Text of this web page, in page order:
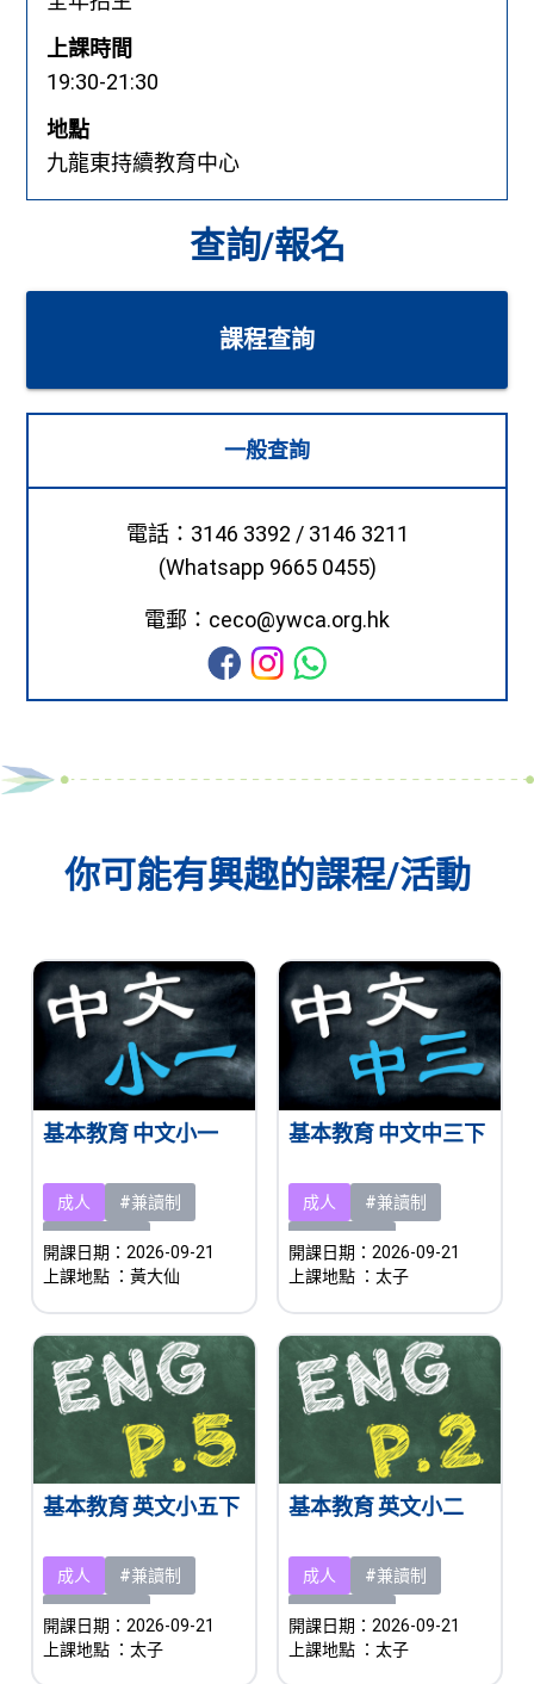
上課時間
19:30-21:30
地點
九龍東持續教育中心
查詢/報名
課程查詢
一般查詢
電話：3146 3392 / 3146 3211
(Whatsapp 9665 0455)
電郵：ceco@ywca.org.hk
你可能有興趣的課程/活動
基本教育 中文小一
成人
#兼讀制
#即將開課
開課日期：2026-09-21
上課地點 ：黃大仙
基本教育 中文中三下
成人
#兼讀制
#即將開課
開課日期：2026-09-21
上課地點 ：太子
基本教育 英文小五下
成人
#兼讀制
#即將開課
開課日期：2026-09-21
上課地點 ：太子
基本教育 英文小二
成人
#兼讀制
#即將開課
開課日期：2026-09-21
上課地點 ：太子